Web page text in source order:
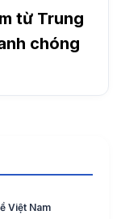
từ Trung
chóng
Việt Nam